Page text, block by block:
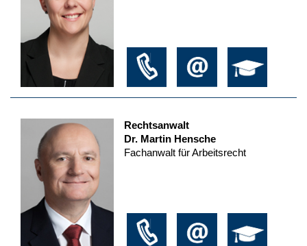
Rechtsanwalt
Dr. Martin Hensche
Fachanwalt für Arbeitsrecht